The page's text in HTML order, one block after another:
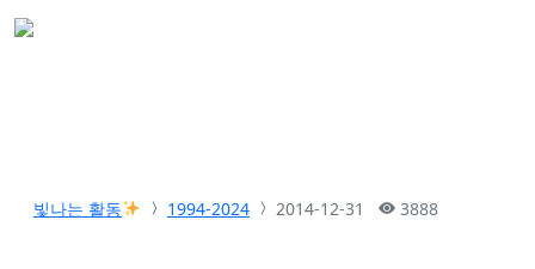
빛나는 활동 1994-2024 2014-12-31 3888